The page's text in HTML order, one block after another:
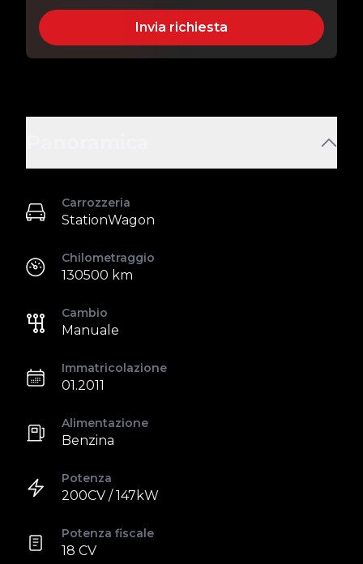
Invia richiesta
Carrozzeria
StationWagon
Chilometraggio
130500 km
Cambio
Manuale
Immatricolazione
01.2011
Alimentazione
Benzina
Potenza
200CV / 147kW
Potenza fiscale
18 CV